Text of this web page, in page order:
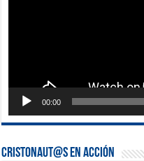
00:00
Cristonaut@s en Acción